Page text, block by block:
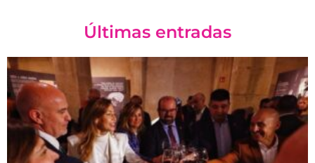
Últimas entradas